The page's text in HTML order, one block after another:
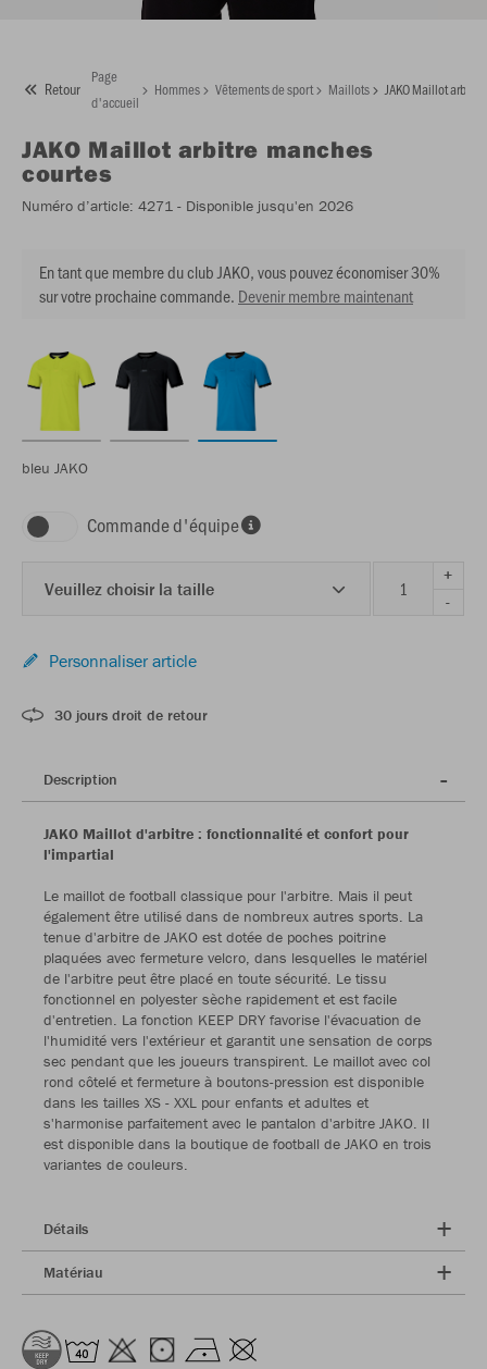
Retour
Page
d'accueil
Hommes Vêtements de sport Maillots JAKO Maillot
JAKO Maillot arbitre manches
courtes
Numéro d’article: 4271 - Disponible jusqu'en 2026
En tant que membre du club JAKO, vous pouvez économiser 30%
sur votre prochaine commande. Devenir membre maintenant
bleu JAKO
Commande d'équipe
Veuillez choisir la taille
+
-
Personnaliser article
30 jours droit de retour
Description
JAKO Maillot d'arbitre : fonctionnalité et confort pour
l'impartial
Le maillot de football classique pour l'arbitre. Mais il peut
également être utilisé dans de nombreux autres sports. La
tenue d'arbitre de JAKO est dotée de poches poitrine
plaquées avec fermeture velcro, dans lesquelles le matériel
de l'arbitre peut être placé en toute sécurité. Le tissu
fonctionnel en polyester sèche rapidement et est facile
d'entretien. La fonction KEEP DRY favorise l'évacuation de
l'humidité vers l'extérieur et garantit une sensation de corps
sec pendant que les joueurs transpirent. Le maillot avec col
rond côtelé et fermeture à boutons-pression est disponible
dans les tailles XS - XXL pour enfants et adultes et
s'harmonise parfaitement avec le pantalon d'arbitre JAKO. Il
est disponible dans la boutique de football de JAKO en trois
variantes de couleurs.
Détails
Matériau